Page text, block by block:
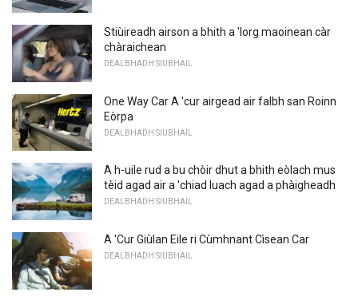
Stiùireadh airson a bhith a 'lorg maoinean càr
chàraichean
DEALBHADH SIUBHAIL
One Way Car A 'cur airgead air falbh san Roinn
Eòrpa
DEALBHADH SIUBHAIL
A h-uile rud a bu chòir dhut a bhith eòlach mus
tèid agad air a 'chiad luach agad a phàigheadh
DEALBHADH SIUBHAIL
A 'Cur Giùlan Eile ri Cùmhnant Cìsean Car
DEALBHADH SIUBHAIL